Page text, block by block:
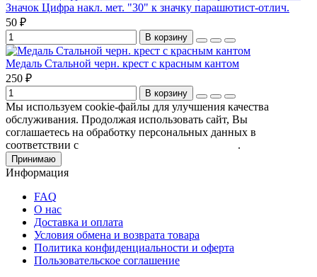
Значок Цифра накл. мет. "30" к значку парашютист-отлич.
50 ₽
В корзину
Медаль Стальной черн. крест с красным кантом
250 ₽
В корзину
Мы используем cookie-файлы для улучшения качества
обслуживания. Продолжая использовать сайт, Вы
соглашаетесь на обработку персональных данных в
соответствии с
.
Принимаю
Информация
FAQ
О нас
Доставка и оплата
Условия обмена и возврата товара
Политика конфиденциальности и оферта
Пользовательское соглашение